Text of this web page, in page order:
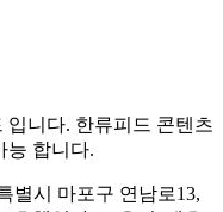
니다. 한류피드 콘텐츠
능 합니다.
별시 마포구 연남로13,